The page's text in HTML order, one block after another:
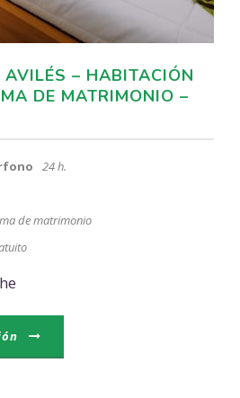
AVILÉS – HABITACIÓN
DE MATRIMONIO –
24 h.
de matrimonio